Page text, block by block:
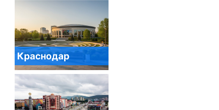
Краснодар